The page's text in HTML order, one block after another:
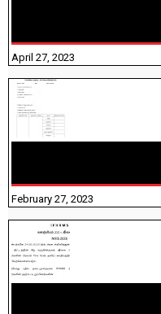
April 27, 2023
February 27, 2023